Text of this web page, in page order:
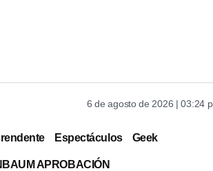
6 de agosto de 2026 | 03:24
Espectáculos Geek
APROBACIÓN